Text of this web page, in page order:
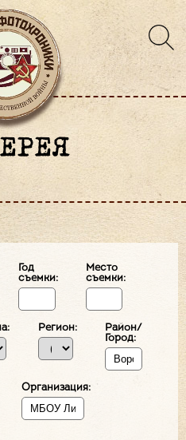
Год
съемки:
Место
съемки:
Регион:
Район/
Город:
Организация: